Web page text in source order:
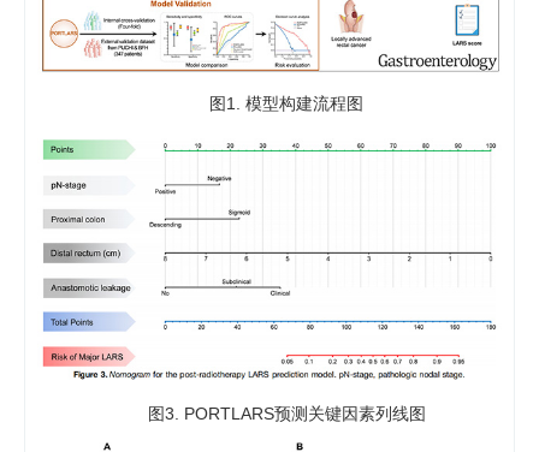
图1. 模型构建流程图
图3. PORTLARS预测关键因素列线图